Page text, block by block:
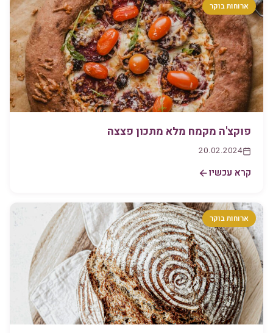
ארוחות בוקר
פוקצ'ה מקמח מלא מתכון פצצה
20.02.2024
קרא עכשיו
ארוחות בוקר